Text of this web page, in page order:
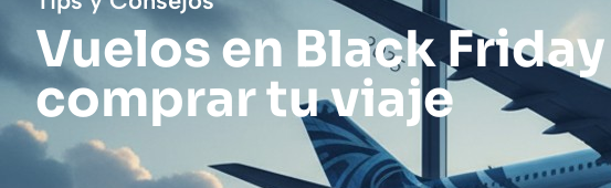
Vuelos en Black
comprar tu viaje